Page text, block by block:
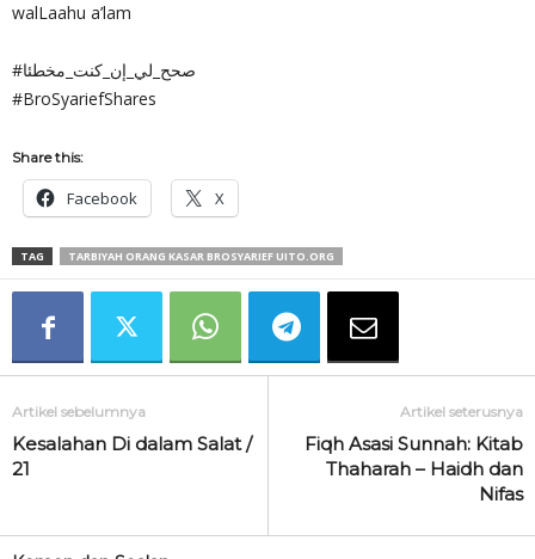
walLaahu a’lam
#صحح_لي_إن_كنت_مخطئا
#BroSyariefShares
Share this:
Facebook X
TAG TARBIYAH ORANG KASAR BROSYARIEF UITO.ORG
Artikel sebelumnya
Kesalahan Di dalam Salat /
21
Artikel seterusnya
Fiqh Asasi Sunnah: Kitab
Thaharah – Haidh dan
Nifas